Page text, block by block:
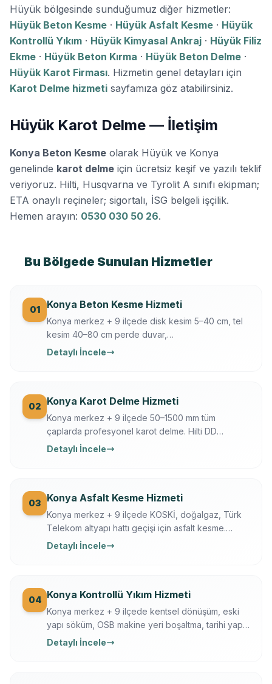
Hüyük bölgesinde sunduğumuz diğer hizmetler:
Hüyük Beton Kesme · Hüyük Asfalt Kesme · Hüyük
Kontrollü Yıkım · Hüyük Kimyasal Ankraj · Hüyük Filiz
Ekme · Hüyük Beton Kırma · Hüyük Beton Delme ·
Hüyük Karot Firması. Hizmetin genel detayları için
Karot Delme hizmeti sayfamıza göz atabilirsiniz.
Hüyük Karot Delme — İletişim
Konya Beton Kesme olarak Hüyük ve Konya
genelinde karot delme için ücretsiz keşif ve yazılı teklif
veriyoruz. Hilti, Husqvarna ve Tyrolit A sınıfı ekipman;
ETA onaylı reçineler; sigortalı, İSG belgeli işçilik.
Hemen arayın: 0530 030 50 26.
Bu Bölgede Sunulan Hizmetler
01 Konya Beton Kesme Hizmeti
Konya merkez + 9 ilçede disk kesim 5–40 cm, tel
kesim 40–80 cm perde duvar,
döşeme/temel/zemin kesimi. Hilti + Husqvarna
Detaylı İncele
02 Konya Karot Delme Hizmeti
Konya merkez + 9 ilçede 50–1500 mm tüm
çaplarda profesyonel karot delme. Hilti DD
250/350, Ferroscan donatı tarama, su soğutmalı
Detaylı İncele
03 Konya Asfalt Kesme Hizmeti
Konya merkez + 9 ilçede KOSKİ, doğalgaz, Türk
Telekom altyapı hattı geçişi için asfalt kesme.
Husqvarna FS 7000, gece çalışma, trafik düzeni.
Detaylı İncele
04 Konya Kontrollü Yıkım Hizmeti
Konya merkez + 9 ilçede kentsel dönüşüm, eski
yapı söküm, OSB makine yeri boşaltma, tarihi yapı
kısmi yıkım. İş güvenliği + sigortalı operasyon,
Detaylı İncele